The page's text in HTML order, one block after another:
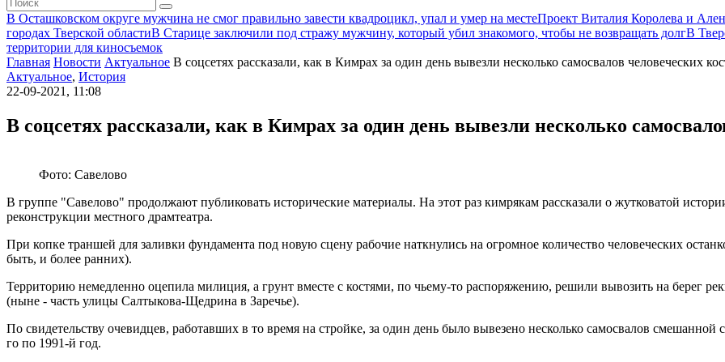
В Осташковском округе мужчина не смог правильно завести квадроцикл, упал и умер на местеПроект Виталия Королева и
городах Тверской областиВ Старице заключили под стражу мужчину, который убил знакомого, чтобы не возвращать долгВ
территории для киносъемок
Главная Новости Актуальное В соцсетях рассказали, как в Кимрах за один день вывезли несколько самосвалов человеческих
Актуальное, История
22-09-2021, 11:08
В соцсетях рассказали, как в Кимрах за один день вывезли несколько
Фото: Савелово
В группе "Савелово" продолжают публиковать исторические материалы. На этот раз кимрякам рассказали о жутковатой
реконструкции местного драмтеатра.
При копке траншей для заливки фундамента под новую сцену рабочие наткнулись на огромное количество человеческих
быть, и более ранних).
Территорию немедленно оцепила милиция, а грунт вместе с костями, по чьему-то распоряжению, решили вывозить на берег
(ныне - часть улицы Салтыкова-Щедрина в Заречье).
По свидетельству очевидцев, работавших в то время на стройке, за один день было вывезено несколько самосвалов
го по 1991-й год.